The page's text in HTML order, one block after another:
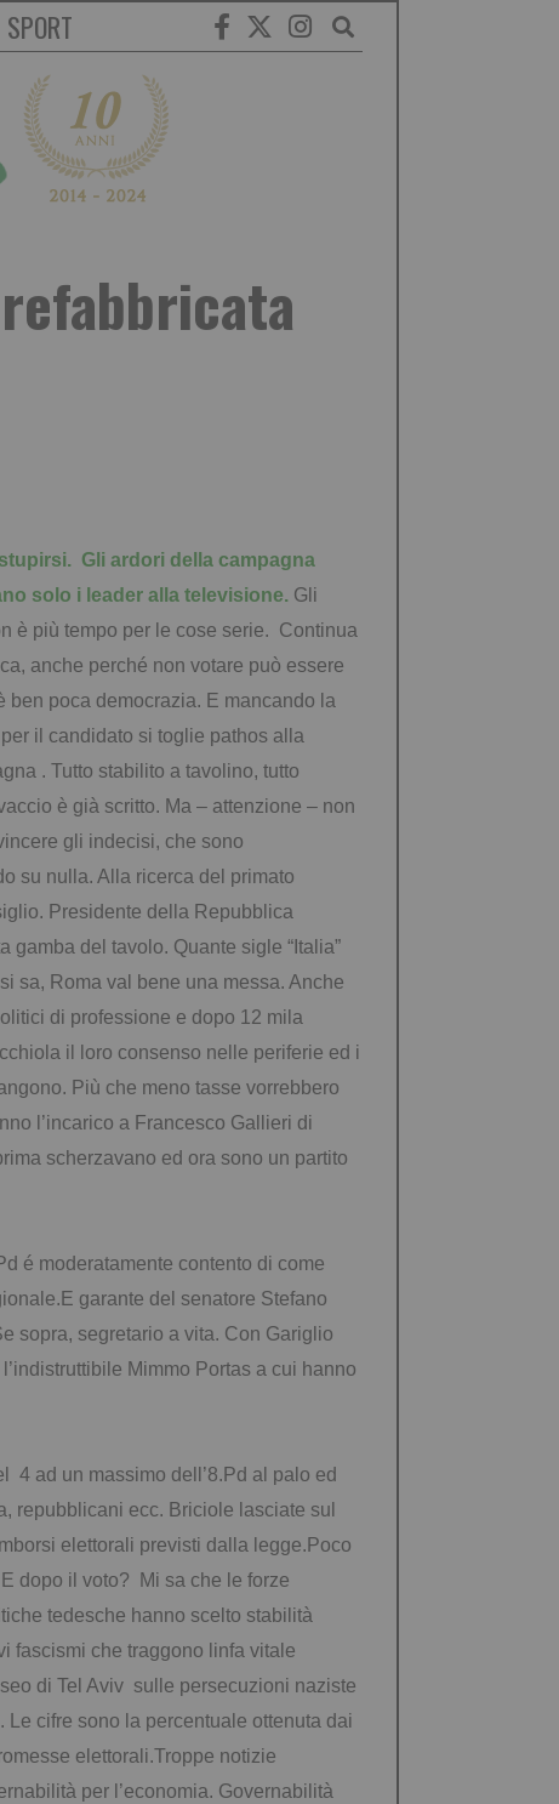
SPORT
stupirsi. Gli ardori della campagna
solo i leader alla televisione. Gli
è più tempo per le cose serie. Continua
anche perché non votare può essere
ben poca democrazia. E mancando la
per il candidato si toglie pathos alla
. Tutto stabilito a tavolino, tutto
è già scritto. Ma – attenzione – non
gli indecisi, che sono
su nulla. Alla ricerca del primato
Presidente della Repubblica
gamba del tavolo. Quante sigle “Italia”
sa, Roma val bene una messa. Anche
di professione e dopo 12 mila
il loro consenso nelle periferie ed i
Più che meno tasse vorrebbero
l’incarico a Francesco Gallieri di
scherzavano ed ora sono un partito
é moderatamente contento di come
garante del senatore Stefano
sopra, segretario a vita. Con Gariglio
l’indistruttibile Mimmo Portas a cui hanno
4 ad un massimo dell’8.Pd al palo ed
repubblicani ecc. Briciole lasciate sul
elettorali previsti dalla legge. Poco
dopo il voto? Mi sa che le forze
tedesche hanno scelto stabilità
fascismi che traggono linfa vitale
di Tel Aviv sulle persecuzioni naziste
Le cifre sono la percentuale ottenuta dai
elettorali.Troppe notizie
per l’economia. Governabilità